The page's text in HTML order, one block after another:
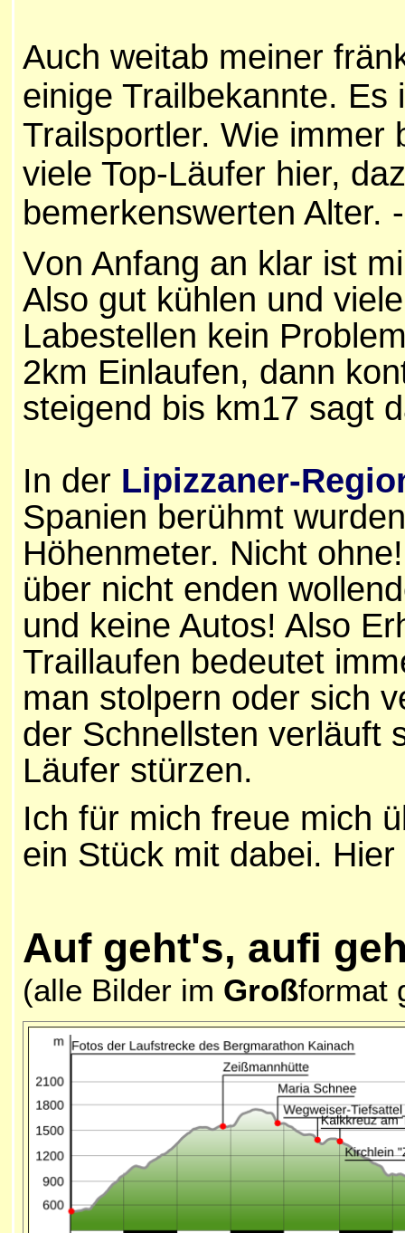
Auch weitab meiner
einige Trailbekannte. Es
Trailsportler. Wie immer
viele Top-Läufer hier,
bemerkenswerten Alter.
Von Anfang an klar ist
Also gut kühlen und
Labestellen kein
2km Einlaufen, dann
steigend bis km17 sagt
In der Lipizzaner-
Spanien berühmt
Höhenmeter. Nicht
über nicht enden
und keine Autos! Also
Traillaufen bedeutet
man stolpern oder sich
der Schnellsten verläuft
Läufer stürzen.
Ich für mich freue mich
ein Stück mit dabei.
Auf geht's, aufi
(alle Bilder im Großformat